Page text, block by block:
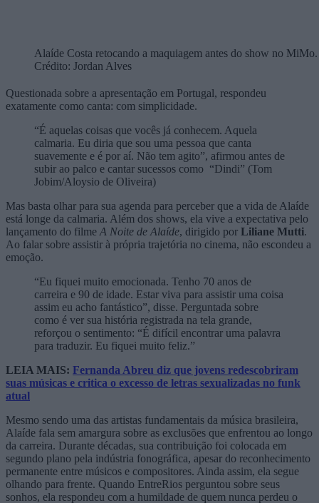
Alaíde Costa retocando a maquiagem antes do show no MiMo.
Crédito: Jordan Alves
Questionada sobre a apresentação em Portugal, respondeu
exatamente como canta: com simplicidade.
“É aquelas coisas que vocês já conhecem. Aquela
calmaria. Eu diria que sou uma pessoa que canta
suavemente e é por aí. Não tem agito”, afirmou antes de
subir ao palco e cantar sucessos como “Dindi” (Tom
Jobim/Aloysio de Oliveira)
Mas basta olhar para sua agenda para perceber que a vida de Alaíde
está longe da calmaria. Além dos shows, ela vive a expectativa pelo
lançamento do filme A Noite de Alaíde, dirigido por Liliane Mutti.
Ao falar sobre assistir à própria trajetória no cinema, não escondeu a
emoção.
“Eu fiquei muito emocionada. Tenho 70 anos de
carreira e 90 de idade. Estar viva para assistir uma coisa
assim eu acho fantástico”, disse. Perguntada sobre
como é ver sua história registrada na tela grande,
reforçou o sentimento: “É difícil encontrar uma palavra
para traduzir. Eu fiquei muito feliz.”
LEIA MAIS: Fernanda Abreu diz que jovens redescobriram
suas músicas e critica o excesso de letras sexualizadas no funk
atual
Mesmo sendo uma das artistas fundamentais da música brasileira,
Alaíde fala sem amargura sobre as exclusões que enfrentou ao longo
da carreira. Durante décadas, sua contribuição foi colocada em
segundo plano pela indústria fonográfica, apesar do reconhecimento
permanente entre músicos e compositores. Ainda assim, ela segue
olhando para frente. Quando EntreRios perguntou sobre seus
sonhos, ela respondeu com a humildade de quem nunca perdeu o